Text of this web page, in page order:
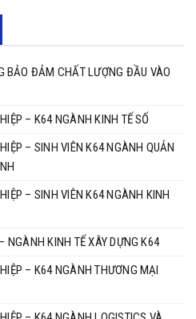
BẢO ĐẢM CHẤT LƯỢNG ĐẦU VÀO
– K64 NGÀNH KINH TẾ SỐ
– SINH VIÊN K64 NGÀNH QUẢN
KINH
NGÀNH KINH TẾ XÂY DỰNG K64
– K64 NGÀNH THƯƠNG MẠI